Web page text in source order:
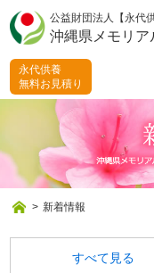
公益財団法人【永代
沖縄県メモリア
永代供養
無料お見積り
> 新着情報
すべて見る